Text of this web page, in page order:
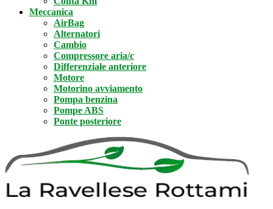
Meccanica
AirBag
Alternatori
Cambio
Compressore aria/c
Differenziale anteriore
Motore
Motorino avviamento
Pompa benzina
Pompe ABS
Ponte posteriore